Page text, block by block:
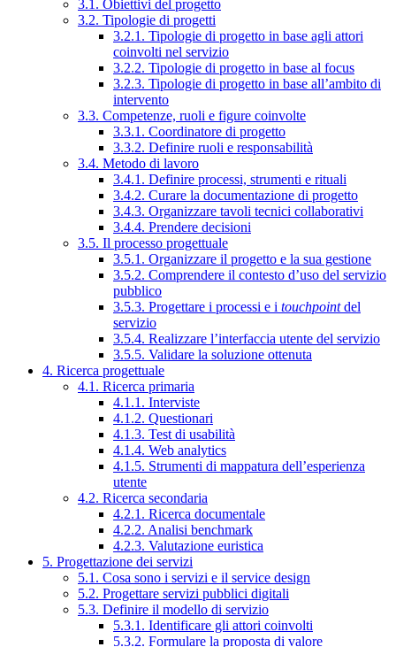
3.1. Obiettivi del progetto
3.2. Tipologie di progetti
3.2.1. Tipologie di progetto in base agli attori
coinvolti nel servizio
3.2.2. Tipologie di progetto in base al focus
3.2.3. Tipologie di progetto in base all’ambito di
intervento
3.3. Competenze, ruoli e figure coinvolte
3.3.1. Coordinatore di progetto
3.3.2. Definire ruoli e responsabilità
3.4. Metodo di lavoro
3.4.1. Definire processi, strumenti e rituali
3.4.2. Curare la documentazione di progetto
3.4.3. Organizzare tavoli tecnici collaborativi
3.4.4. Prendere decisioni
3.5. Il processo progettuale
3.5.1. Organizzare il progetto e la sua gestione
3.5.2. Comprendere il contesto d’uso del servizio
pubblico
3.5.3. Progettare i processi e i touchpointdel
servizio
3.5.4. Realizzare l’interfaccia utente del servizio
3.5.5. Validare la soluzione ottenuta
4. Ricerca progettuale
4.1. Ricerca primaria
4.1.1. Interviste
4.1.2. Questionari
4.1.3. Test di usabilità
4.1.4. Web analytics
4.1.5. Strumenti di mappatura dell’esperienza
utente
4.2. Ricerca secondaria
4.2.1. Ricerca documentale
4.2.2. Analisi benchmark
4.2.3. Valutazione euristica
5. Progettazione dei servizi
5.1. Cosa sono i servizi e il service design
5.2. Progettare servizi pubblici digitali
5.3. Definire il modello di servizio
5.3.1. Identificare gli attori coinvolti
5.3.2. Formulare la proposta di valore